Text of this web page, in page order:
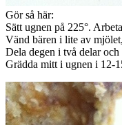
Gör så här:
Sätt ugnen på 225°.
Vänd bären i lite av
Dela degen i två delar
Grädda mitt i ugnen i 12-